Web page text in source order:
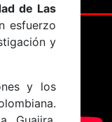
de Las
esfuerzo
y
y los